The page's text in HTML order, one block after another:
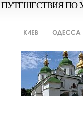
ПУТЕШЕСТВИЯ ПО